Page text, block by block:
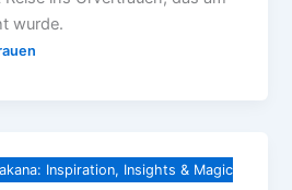
wurde.
Inspiration, Insights & Magic